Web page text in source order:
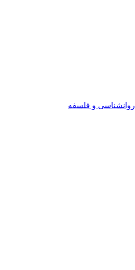
روانشناسی و فلسفه